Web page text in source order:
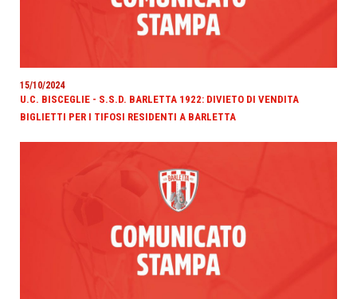
15/10/2024
U.C. BISCEGLIE - S.S.D. BARLETTA 1922: DIVIETO DI VENDITA
BIGLIETTI PER I TIFOSI RESIDENTI A BARLETTA